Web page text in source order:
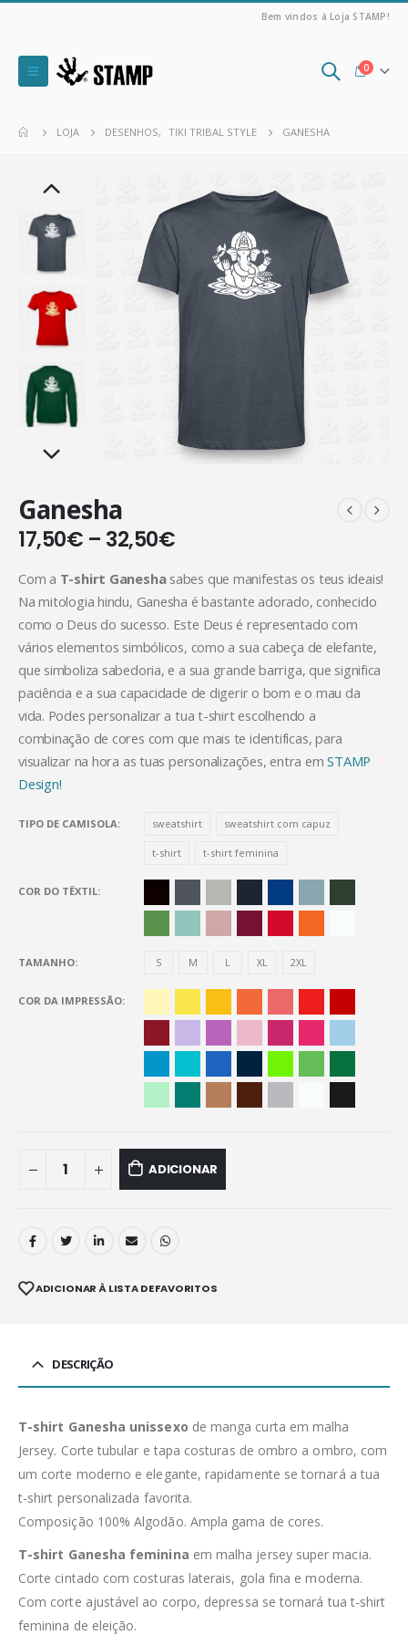
Bem vindos à Loja STAMP!
0
LOJA DESENHOS, TIKI TRIBAL STYLE GANESHA
Ganesha
17,50€ – 32,50€
Com a T-shirt Ganeshasabes que manifestas os teus ideais!
Na mitologia hindu, Ganesha é bastante adorado, conhecido
como o Deus do sucesso. Este Deus é representado com
vários elementos simbólicos, como a sua cabeça de elefante,
que simboliza sabedoria, e a sua grande barriga, que significa
paciência e a sua capacidade de digerir o bom e o mau da
vida. Podes personalizar a tua t-shirt escolhendo a
combinação de cores com que mais te identificas, para
visualizar na hora as tuas personalizações, entra emSTAMP
Design!
TIPO DE CAMISOLA sweatshirt sweatshirt com capuz
t-shirt t-shirt feminina
COR DO TÊXTIL
TAMANHO S M L XL 2XL
COR DA IMPRESSÃO
ADICIONAR
ADICIONAR À LISTA DE FAVORITOS
DESCRIÇÃO
T-shirt Ganesha unissexo de manga curta em malha
Jersey. Corte tubular e tapa costuras de ombro a ombro, com
um corte moderno e elegante, rapidamente se tornará a tua
t-shirt personalizada favorita.
Composição 100% Algodão. Ampla gama de cores.
T-shirt Ganesha feminina em malha jersey super macia.
Corte cintado com costuras laterais, gola fina e moderna.
Com corte ajustável ao corpo, depressa se tornará tua t-shirt
feminina de eleição.